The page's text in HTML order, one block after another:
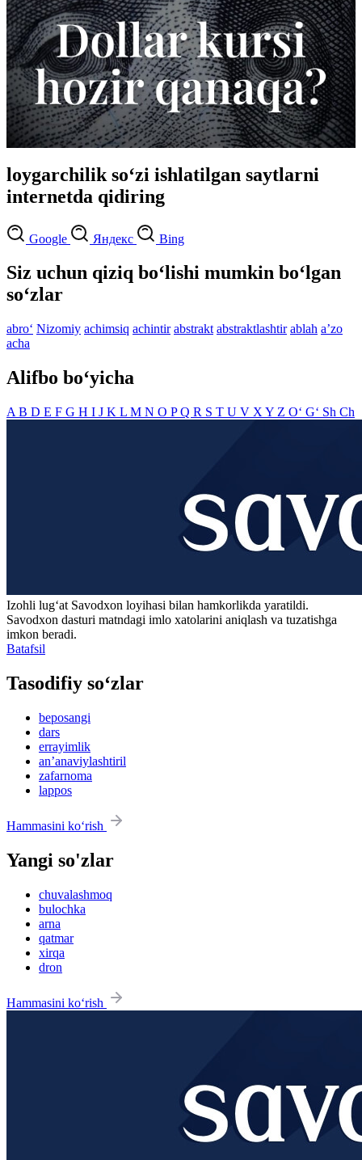
loygarchilik so‘zi ishlatilgan saytlarni
internetda qidiring
Google Яндекс Bing
Siz uchun qiziq bo‘lishi mumkin bo‘lgan
so‘zlar
abro‘ Nizomiy achimsiq achintir abstrakt abstraktlashtir ablah aʼzo
acha
Alifbo bo‘yicha
A B D E F G H I J K L M N O PQ R S T U V X Y Z O‘ G‘ Sh Ch
Izohli lugʻat Savodxon loyihasi bilan hamkorlikda yaratildi.
Savodxon dasturi matndagi imlo xatolarini aniqlash va tuzatishga
imkon beradi.
Batafsil
Tasodifiy so‘zlar
beposangi
dars
errayimlik
anʼanaviylashtiril
zafarnoma
lappos
Hammasini ko‘rish
Yangi so'zlar
chuvalashmoq
bulochka
arna
qatmar
xirqa
dron
Hammasini ko‘rish